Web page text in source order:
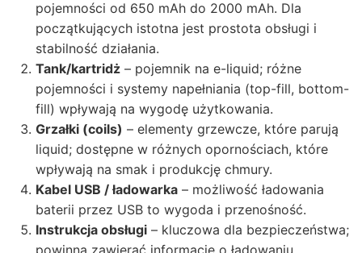
pojemności od 650 mAh do 2000 mAh. Dla
początkujących istotna jest prostota obsługi i
stabilność działania.
Tank/kartridż – pojemnik na e-liquid; różne
pojemności i systemy napełniania (top-fill, bottom-
fill) wpływają na wygodę użytkowania.
Grzałki (coils) – elementy grzewcze, które parują
liquid; dostępne w różnych opornościach, które
wpływają na smak i produkcję chmury.
Kabel USB / ładowarka – możliwość ładowania
baterii przez USB to wygoda i przenośność.
Instrukcja obsługi – kluczowa dla bezpieczeństwa;
powinna zawierać informacje o ładowaniu,